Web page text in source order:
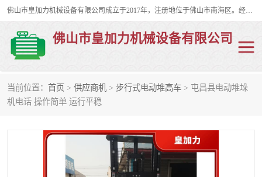
佛山市皇加力机械设备有限公司成立于2017年，注册地位于佛山市南海区。经营范围包括：其他机械设备及电子产品批发、电气设备批发、贸易代理、五金产品批发等；主要产品有：移动式登车桥、叉车装卸货平台、移动式升降机、升降货梯、油桶夹具、电动堆高车。
佛山市皇加力机械设备有限公司
当前位置： 首页 > 供应商机 > 步行式电动堆高车 > 屯昌县电动堆垛
机电话 操作简单 运行平稳
移动式登车桥
步行式电动堆高车 移动登车台
叉车装卸货平台 电动搬运车